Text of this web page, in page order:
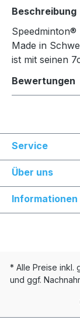
Beschreibung
Made in
ist mit seinen
Bewertungen
Service
Über uns
Informationen
* Alle Preise inkl.
und ggf.